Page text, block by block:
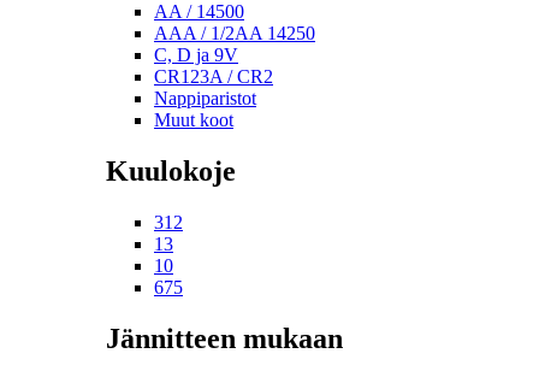
AA / 14500
AAA / 1/2AA 14250
C, D ja 9V
CR123A / CR2
Nappiparistot
Muut koot
Kuulokoje
312
13
10
675
Jännitteen mukaan